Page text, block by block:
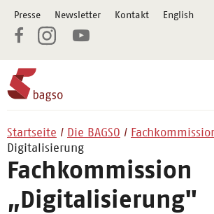
Presse Newsletter Kontakt English
Startseite Die BAGSO
Digitalisierung
Fachkommission
„Digitalisierung"